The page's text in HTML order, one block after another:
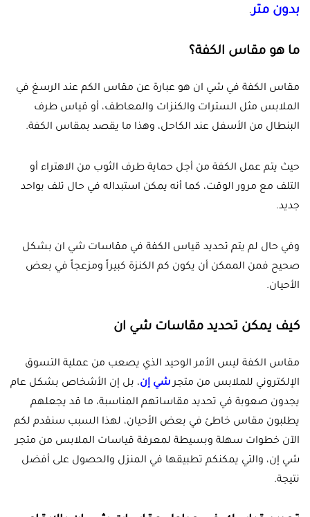
بدون متر.
ما هو مقاس الكفة؟
مقاس الكفة في شي ان هو عبارة عن مقاس الكم عند الرسغ في
الملابس مثل السترات والكنزات والمعاطف، أو قياس طرف
البنطال من الأسفل عند الكاحل، وهذا ما يقصد بمقاس الكفة.
حيث يتم عمل الكفة من أجل حماية طرف الثوب من الاهتراء أو
التلف مع مرور الوقت، كما أنه يمكن استبداله في حال تلف بواحد
جديد.
وفي حال لم يتم تحديد قياس الكفة في مقاسات شي ان بشكل
صحيح فمن الممكن أن يكون كم الكنزة كبيراً ومزعجاً في بعض
الأحيان.
كيف يمكن تحديد مقاسات شي ان
مقاس الكفة ليس الأمر الوحيد الذي يصعب من عملية التسوق
الإلكتروني للملابس من متجرشي إن، بل إن الأشخاص بشكل عام
يجدون صعوبة في تحديد مقاساتهم المناسبة، ما قد يجعلهم
يطلبون مقاس خاطئ في بعض الأحيان، لهذا السبب سنقدم لكم
الآن خطوات سهلة وبسيطة لمعرفة قياسات الملابس من متجر
شي إن، والتي يمكنكم تطبيقها في المنزل والحصول على أفضل
نتيجة.